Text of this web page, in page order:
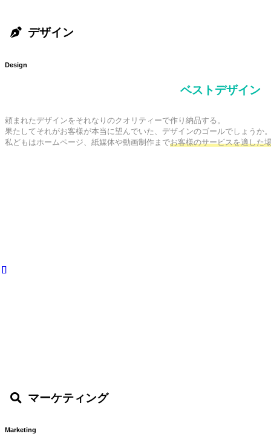
デザイン
Design
ベストデザイン
頼まれたデザインをそれなりのクオリティーで作り納品する。
果たしてそれがお客様が本当に望んでいた、デザインのゴールでしょうか
私どもはホームページ、紙媒体や動画制作までお客様のサービスを適した
マーケティング
Marketing